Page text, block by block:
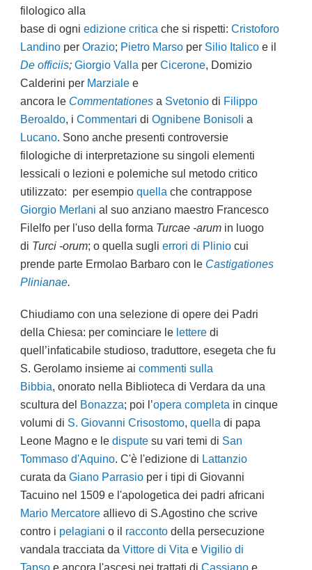
filologico alla
base di ogni edizione critica che si rispetti: Cristoforo
Landino per Orazio; Pietro Marso per Silio Italico e il
De officiis; Giorgio Valla per Cicerone, Domizio
Calderini per Marziale e
ancora le Commentationes a Svetonio di Filippo
Beroaldo, i Commentari di Ognibene Bonisoli a
Lucano. Sono anche presenti controversie
filologiche di interpretazione su singoli elementi
lessicali o lezioni e polemiche sul metodo critico
utilizzato: per esempio quella che contrappose
Giorgio Merlani al suo anziano maestro Francesco
Filelfo per l'uso della forma Turcae -arum in luogo
di Turci -orum; o quella sugli errori di Plinio cui
prende parte Ermolao Barbaro con le Castigationes
Plinianae.
Chiudiamo con una selezione di opere dei Padri
della Chiesa: per cominciare le lettere di
quell’infaticabile studioso, traduttore, esegeta che fu
S. Gerolamo insieme ai commenti sulla
Bibbia, onorato nella Biblioteca di Verdara da una
scultura del Bonazza; poi l’opera completa in cinque
volumi di S. Giovanni Crisostomo, quella di papa
Leone Magno e le dispute su vari temi di San
Tommaso d'Aquino. C'è l'edizione di Lattanzio
curata da Giano Parrasio per i tipi di Giovanni
Tacuino nel 1509 e l'apologetica dei padri africani
Mario Mercatore allievo di S.Agostino che scrive
contro i pelagiani o il racconto della persecuzione
vandala tracciata da Vittore di Vita e Vigilio di
Tapso e ancora l'ascesi nei trattati di Cassiano e